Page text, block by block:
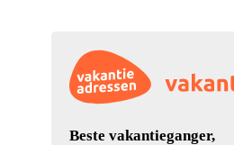
Beste vakantieganger,